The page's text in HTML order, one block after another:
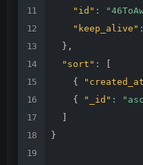
"id" :
"keep_alive" :
} ,
"sort" :
{
{
"_id" :
}